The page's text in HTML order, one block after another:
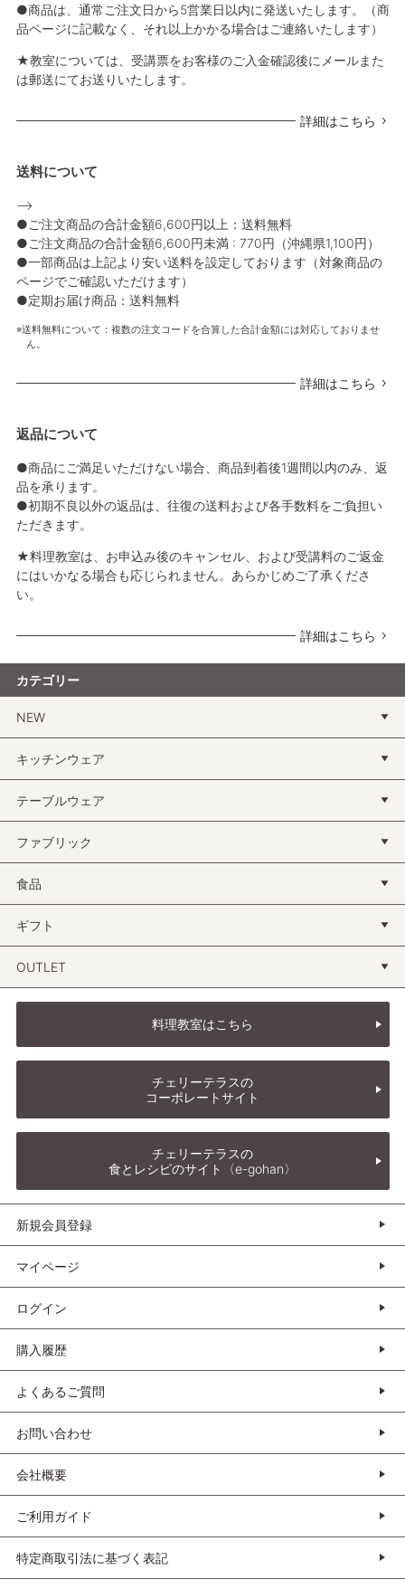
●商品は、通常ご注文日から5営業日以内に発送いたします。（商
品ページに記載なく、それ以上かかる場合はご連絡いたします）
★教室については、受講票をお客様のご入金確認後にメールまた
は郵送にてお送りいたします。
詳細はこちら
送料について
-->
●ご注文商品の合計金額6,600円以上：送料無料
●ご注文商品の合計金額6,600円未満 : 770円（沖縄県1,100円）
●一部商品は上記より安い送料を設定しております（対象商品の
ページでご確認いただけます）
●定期お届け商品：送料無料
送料無料について：複数の注文コードを合算した合計金額には対応しておりませ
ん。
詳細はこちら
返品について
●商品にご満足いただけない場合、商品到着後1週間以内のみ、返
品を承ります。
●初期不良以外の返品は、往復の送料および各手数料をご負担い
ただきます。
★料理教室は、お申込み後のキャンセル、および受講料のご返金
にはいかなる場合も応じられません。あらかじめご了承くださ
い。
詳細はこちら
カテゴリー
NEW
キッチンウェア
食品
ギフト
テーブルウェア
ファブリック
OUTLET
料理教室はこちら
チェリーテラスの
コーポレートサイト
チェリーテラスの
食とレシピのサイト〈e-gohan〉
新規会員登録
マイページ
ログイン
購入履歴
よくあるご質問
お問い合わせ
会社概要
ご利用ガイド
特定商取引法に基づく表記